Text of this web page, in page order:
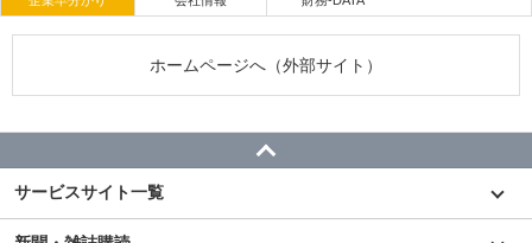
ホームページへ（外部サイト）
サービスサイト一覧